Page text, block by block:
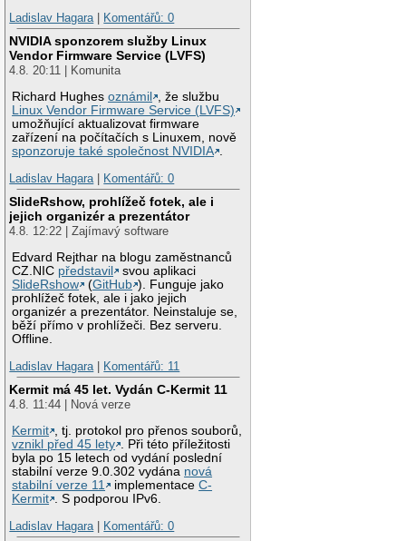
Ladislav Hagara | Komentářů: 0
NVIDIA sponzorem služby Linux
Vendor Firmware Service (LVFS)
4.8. 20:11 | Komunita
Richard Hughesoznámil
, že službu
Linux Vendor Firmware Service (LVFS)
umožňující aktualizovat firmware
zařízení na počítačích s Linuxem, nově
sponzoruje také společnost NVIDIA .
Ladislav Hagara | Komentářů: 0
SlideRshow, prohlížeč fotek, ale i
jejich organizér a prezentátor
4.8. 12:22 | Zajímavý software
Edvard Rejthar na blogu zaměstnanců
CZ.NIC představil
svou aplikaci
SlideRshow
(GitHub ). Funguje jako
prohlížeč fotek, ale i jako jejich
organizér a prezentátor. Neinstaluje se,
běží přímo v prohlížeči. Bez serveru.
Offline.
Ladislav Hagara | Komentářů: 11
Kermit má 45 let. Vydán C-Kermit 11
4.8. 11:44 | Nová verze
Kermit
, tj. protokol pro přenos souborů,
vznikl před 45 lety
. Při této příležitosti
byla po 15 letech od vydání poslední
stabilní verze 9.0.302 vydána nová
stabilní verze 11
implementaceC-
Kermit
. S podporou IPv6.
Ladislav Hagara | Komentářů: 0